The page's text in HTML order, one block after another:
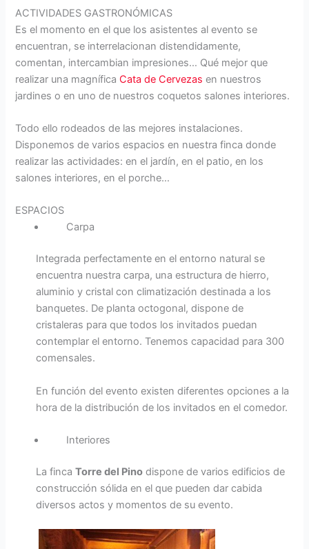
ACTIVIDADES GASTRONÓMICAS
Es el momento en el que los asistentes al evento se
encuentran, se interrelacionan distendidamente,
comentan, intercambian impresiones… Qué mejor que
realizar una magníficaCata de Cervezasen nuestros
jardines o en uno de nuestros coquetos salones interiores.
Todo ello rodeados de las mejores instalaciones.
Disponemos de varios espacios en nuestra finca donde
realizar las actividades: en el jardín, en el patio, en los
salones interiores, en el porche…
ESPACIOS
Carpa
Integrada perfectamente en el entorno natural se
encuentra nuestra carpa, una estructura de hierro,
aluminio y cristal con climatización destinada a los
banquetes. De planta octogonal, dispone de
cristaleras para que todos los invitados puedan
contemplar el entorno. Tenemos capacidad para 300
comensales.
En función del evento existen diferentes opciones a la
hora de la distribución de los invitados en el comedor.
Interiores
La fincaTorre del Pino dispone de varios edificios de
construcción sólida en el que pueden dar cabida
diversos actos y momentos de su evento.